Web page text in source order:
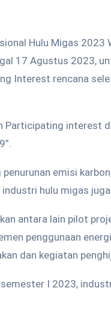
Hulu Migas 2023
17 Agustus 2023,
Interest rencana
Participating interest
emisi
hulu migas
antara lain pilot
penggunaan
dan kegiatan
I 2023,